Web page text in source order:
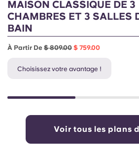
MAISON CLASSIQUE DE 3
CHAMBRES ET 3 SALLES
BAIN
À Partir De $ 809.00 $ 759.00
Choisissez votre avantage !
Voir tous les plans